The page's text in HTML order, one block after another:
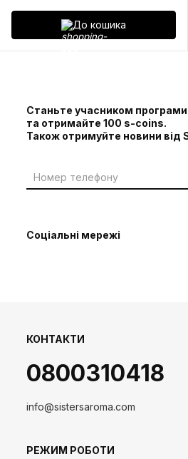
До кошика
Станьте учасником програми
та отримайте 100 s-coins.
Також отримуйте новини від
Соціальні мережі
КОНТАКТИ
0800310418
info@sistersaroma.com
РЕЖИМ РОБОТИ